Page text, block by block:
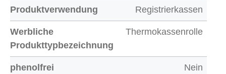
Produktverwendung Registrierkassen
Werbliche
Produkttypbezeichnung
Thermokassenrolle
phenolfrei Nein